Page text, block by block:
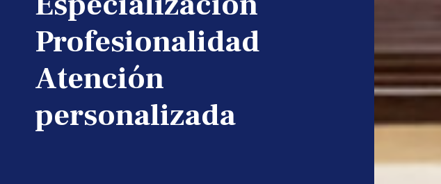
Profesionalidad
Atención
personalizada